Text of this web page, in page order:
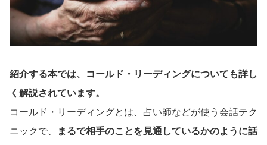
紹介する本では、コールド・リーディングについても詳し
く解説されています。
コールド・リーディングとは、占い師などが使う会話テク
ニックで、
まるで相手のことを見通しているかのように話